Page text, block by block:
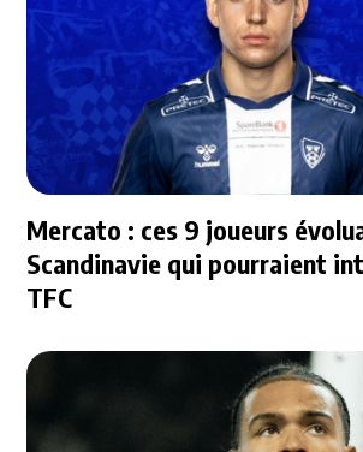
Mercato : ces 9 joueurs
Scandinavie qui pourraient
TFC